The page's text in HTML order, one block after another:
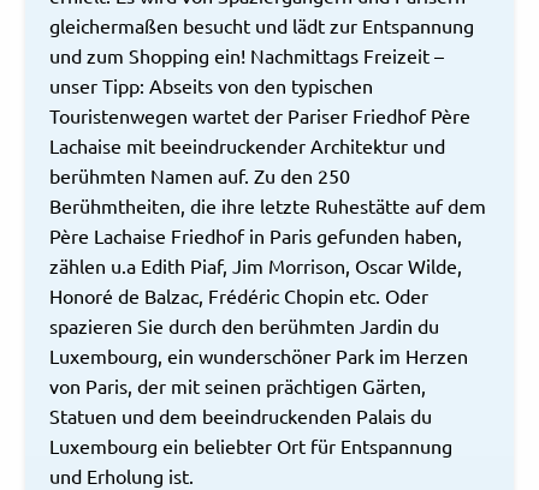
gleichermaßen besucht und lädt zur Entspannung
und zum Shopping ein! Nachmittags Freizeit –
unser Tipp: Abseits von den typischen
Touristenwegen wartet der Pariser Friedhof Père
Lachaise mit beeindruckender Architektur und
berühmten Namen auf. Zu den 250
Berühmtheiten, die ihre letzte Ruhestätte auf dem
Père Lachaise Friedhof in Paris gefunden haben,
zählen u.a Edith Piaf, Jim Morrison, Oscar Wilde,
Honoré de Balzac, Frédéric Chopin etc. Oder
spazieren Sie durch den berühmten Jardin du
Luxembourg, ein wunderschöner Park im Herzen
von Paris, der mit seinen prächtigen Gärten,
Statuen und dem beeindruckenden Palais du
Luxembourg ein beliebter Ort für Entspannung
und Erholung ist.